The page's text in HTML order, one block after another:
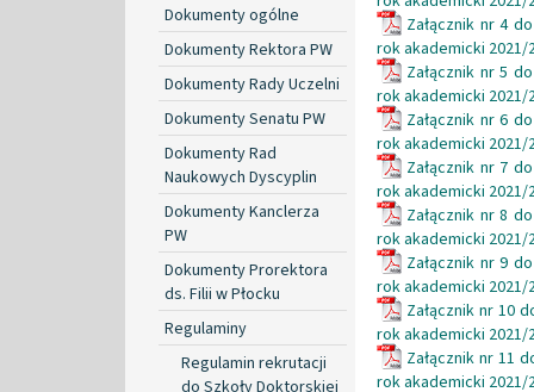
Dokumenty ogólne
Dokumenty Rektora PW
Dokumenty Rady Uczelni
Dokumenty Senatu PW
Dokumenty Rad
Naukowych Dyscyplin
Dokumenty Kanclerza
PW
Dokumenty Prorektora
ds. Filii w Płocku
Regulaminy
Regulamin rekrutacji
do Szkoły Doktorskiej
Załącznik nr 4
rok akademicki 2021/
Załącznik nr 5
rok akademicki 2021/
Załącznik nr 6
rok akademicki 2021/
Załącznik nr 7
rok akademicki 2021/
Załącznik nr 8
rok akademicki 2021/
Załącznik nr 9
rok akademicki 2021/
Załącznik nr 10
rok akademicki 2021/
Załącznik nr 11
rok akademicki 2021/